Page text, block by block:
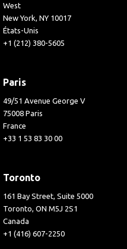
West
New York, NY 10017
États-Unis
+1 (212) 380-5605
Paris
49/51 Avenue George V
75008 Paris
France
+33 1 53 83 30 00
Toronto
161 Bay Street, Suite 5000
Toronto, ON M5J 2S1
Canada
+1 (416) 607-2250